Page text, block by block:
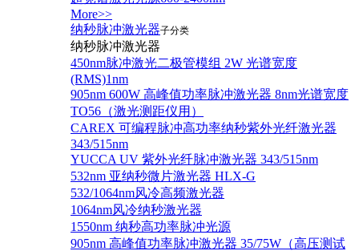
More>>
纳秒脉冲激光器子分类
纳秒脉冲激光器
450nm脉冲激光二极管模组 2W 光谱宽度
(RMS)1nm
905nm 600W 高峰值功率脉冲激光器 8nm光谱宽度
TO56（激光测距仪用）
CAREX 可编程脉冲高功率纳秒紫外光纤激光器
343/515nm
YUCCA UV 紫外光纤脉冲激光器 343/515nm
532nm 亚纳秒微片激光器 HLX-G
532/1064nm风冷高频激光器
1064nm风冷纳秒激光器
1550nm 纳秒高功率脉冲光源
905nm 高峰值功率脉冲激光器 35/75W（高压测试